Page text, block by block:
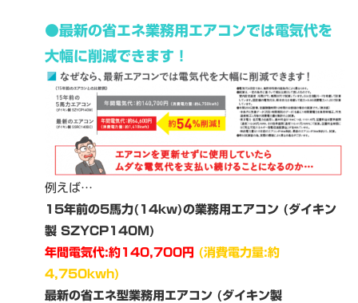
●最新の省エネ業務用エアコンでは電気代を
大幅に削減できます！
例えば…
15年前の5馬力(14kw)の業務用エアコン (ダイキン
製 SZYCP140M)
年間電気代:約140,700円 (消費電力量:約
4,750kwh)
最新の省エネ型業務用エアコン (ダイキン製